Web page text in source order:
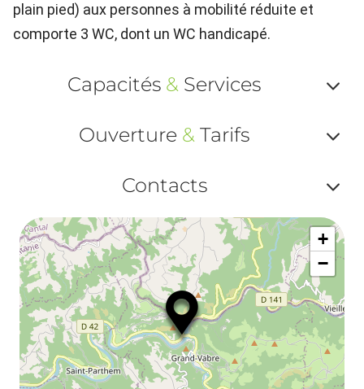
plain pied) aux personnes à mobilité réduite et
comporte 3 WC, dont un WC handicapé.
Capacités & Services
ou
Ouverture & Tarifs
ou
et
Contacts
ou
+
−